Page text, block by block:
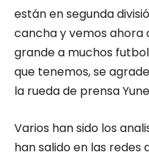
están en segunda
cancha y vemos ahora
grande a muchos
que tenemos, se
la rueda de prensa
Varios han sido los
han salido en las